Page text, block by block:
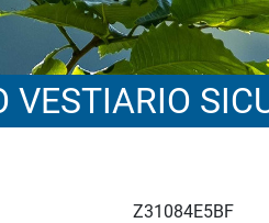
VESTIARIO
Z31084E5BF